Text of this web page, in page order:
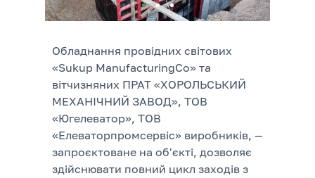
Обладнання провідних світових
«Sukup ManufacturingCo» та
вітчизняних ПРАТ «ХОРОЛЬСЬКИЙ
МЕХАНІЧНИЙ ЗАВОД», ТОВ
«Югелеватор», ТОВ
«Елеваторпромсервіс» виробників, —
запроєктоване на об'єкті, дозволяє
здійснювати повний цикл заходів з